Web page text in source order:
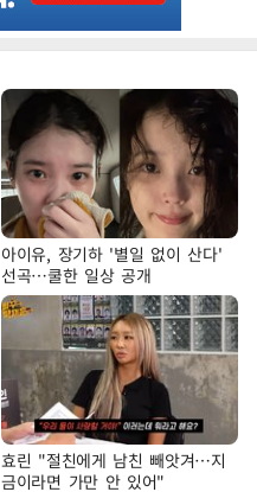
아이유, 장기하 '별일 없이 산다'
선곡…쿨한 일상 공개
효린 "절친에게 남친 빼앗겨…지
금이라면 가만 안 있어"